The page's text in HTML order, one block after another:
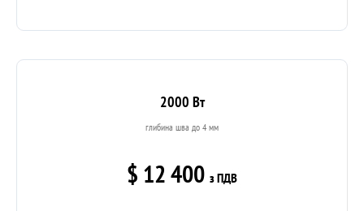
2000 Вт
глибина шва до 4 мм
$ 12 400 з ПДВ